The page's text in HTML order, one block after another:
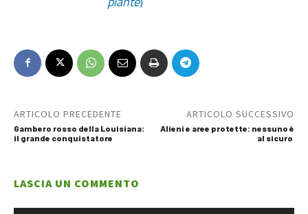
ARTICOLO PRECEDENTE
Gambero rosso della Louisiana:
il grande conquistatore
ARTICOLO SUCCESSIVO
Alieni e aree protette: nessuno è
al sicuro
LASCIA UN COMMENTO